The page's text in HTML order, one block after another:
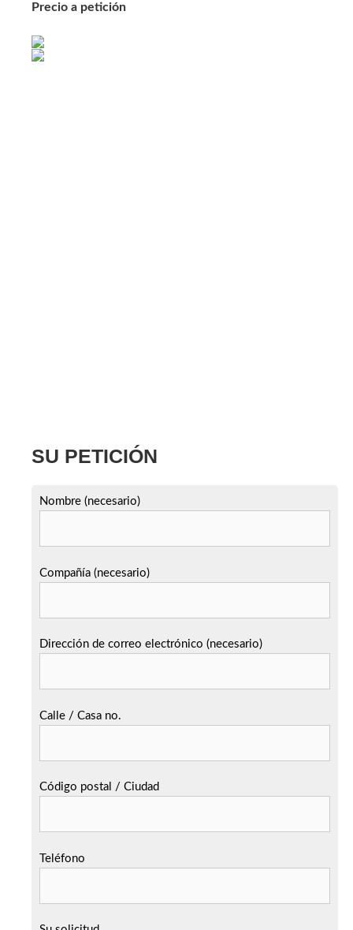
Precio a petición
SU PETICIÓN
Nombre (necesario)
Compañía (necesario)
Dirección de correo electrónico (necesario)
Calle / Casa no.
Código postal / Ciudad
Teléfono